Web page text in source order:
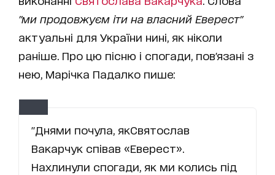
"ми продовжуєм іти на власний Еверест"
актуальні для України нині, як ніколи
раніше. Про цю пісню і спогади, пов'язані з
нею, Марічка Падалко пише:
"Днями почула, якСвятослав
Вакарчук співав «Еверест».
Нахлинули спогади, як ми колись під